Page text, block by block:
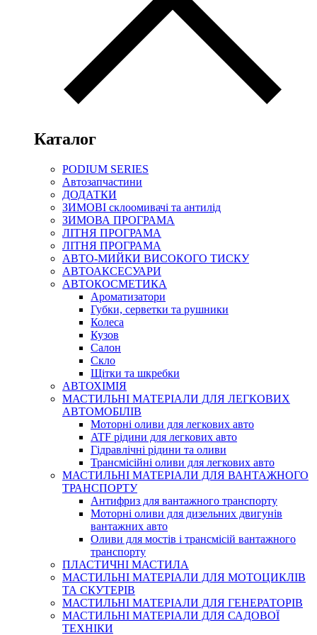
Каталог
PODIUM SERIES
Автозапчастини
ДОДАТКИ
ЗИМОВІ склоомивачі та антилід
ЗИМОВА ПРОГРАМА
ЛІТНЯ ПРОГРАМА
ЛІТНЯ ПРОГРАМА
АВТО-МИЙКИ ВИСОКОГО ТИСКУ
АВТОАКСЕСУАРИ
АВТОКОСМЕТИКА
Ароматизатори
Губки, серветки та рушники
Колеса
Кузов
Салон
Скло
Щітки та шкребки
АВТОХІМІЯ
МАСТИЛЬНІ МАТЕРІАЛИ ДЛЯ ЛЕГКОВИХ
АВТОМОБІЛІВ
Моторні оливи для легкових авто
ATF рідини для легкових авто
Гідравлічні рідини та оливи
Трансмісійні оливи для легкових авто
МАСТИЛЬНІ МАТЕРІАЛИ ДЛЯ ВАНТАЖНОГО
ТРАНСПОРТУ
Антифриз для вантажного транспорту
Моторні оливи для дизельних двигунів
вантажних авто
Оливи для мостів і трансмісій вантажного
транспорту
ПЛАСТИЧНІ МАСТИЛА
МАСТИЛЬНІ МАТЕРІАЛИ ДЛЯ МОТОЦИКЛІВ
ТА СКУТЕРІВ
МАСТИЛЬНІ МАТЕРІАЛИ ДЛЯ ГЕНЕРАТОРІВ
МАСТИЛЬНІ МАТЕРІАЛИ ДЛЯ САДОВОЇ
ТЕХНІКИ